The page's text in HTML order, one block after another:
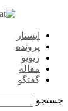
ایستار
پرونده
ریویو
مقاله
گفتگو
جستجو